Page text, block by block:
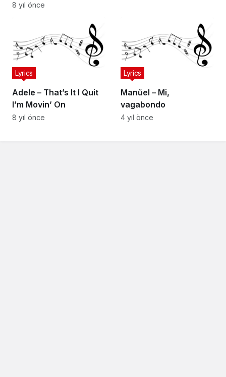
8 yıl önce
Adele – That’s It I Quit
I’m Movin’ On
Lyrics
8 yıl önce
Manŭel – Mi,
vagabondo
Lyrics
4 yıl önce